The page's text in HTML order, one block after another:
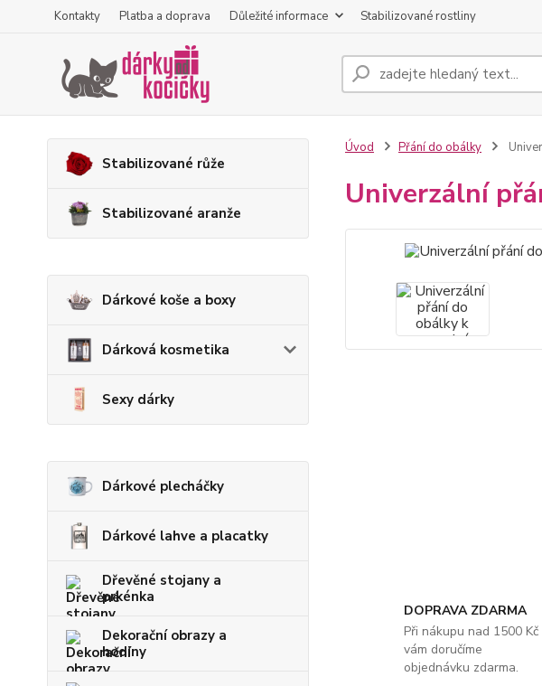
Kontakty Platba a doprava Důležité informace Stabilizované rostliny
Stabilizované růže
Stabilizované aranže
Dárkové koše a boxy
Dárková kosmetika
Sexy dárky
Dárkové plecháčky
Dárkové lahve a placatky
Dřevěné stojany a
prkénka
Dekorační obrazy a
hodiny
Úvod Přání do obálky
Univerzální
DOPRAVA ZDARMA
Při nákupu nad 1500 Kč
vám doručíme
objednávku zdarma.